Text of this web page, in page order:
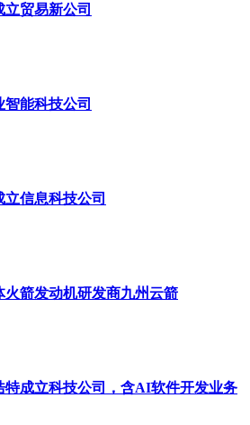
贸易新公司
能科技公司
信息科技公司
火箭发动机研发商九州云箭
特成立科技公司，含AI软件开发业务